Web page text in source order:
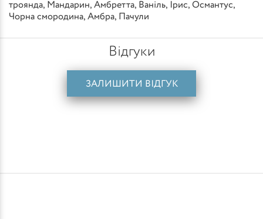
троянда, Мандарин, Амбретта, Ваніль, Ірис, Османтус,
Чорна смородина, Амбра, Пачули
Відгуки
ЗАЛИШИТИ ВІДГУК